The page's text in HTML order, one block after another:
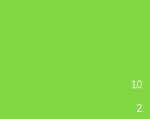
10
2